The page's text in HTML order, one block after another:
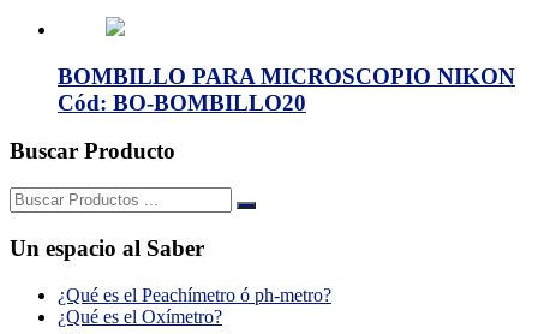
BOMBILLO PARA MICROSCOPIO NIKON
Cód: BO-BOMBILLO20
Buscar Producto
Buscar:
Un espacio al Saber
¿Qué es el Peachímetro ó ph-metro?
¿Qué es el Oxímetro?